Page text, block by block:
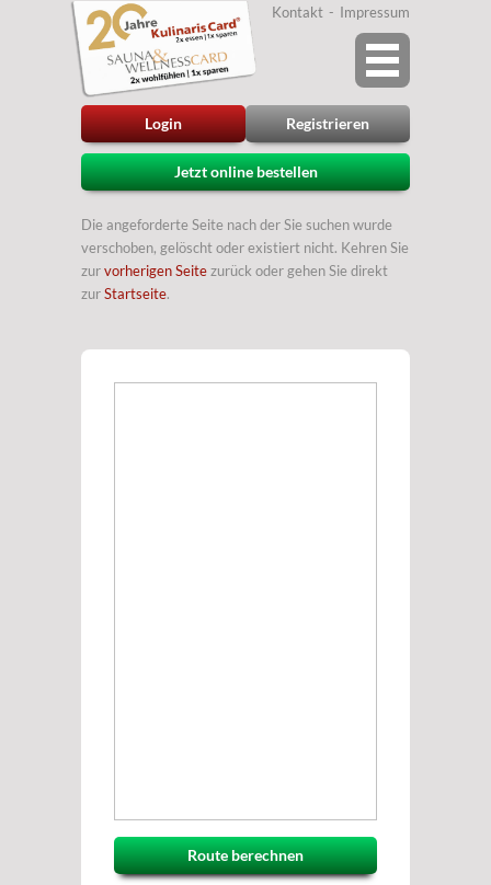
Login Registrieren
Kontakt Impressum
Jetzt online bestellen
Die angeforderte Seite nach der Sie suchen wurde
verschoben, gelöscht oder existiert nicht. Kehren Sie
zurvorherigen Seitezurück oder gehen Sie direkt
zurStartseite.
Route berechnen